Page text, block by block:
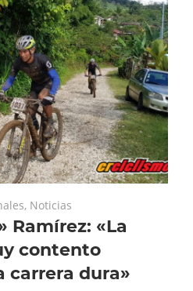
, Noticias
Ramírez: «La
contento
carrera dura»